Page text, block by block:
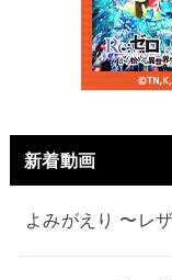
新着動画
よみがえり 〜レ